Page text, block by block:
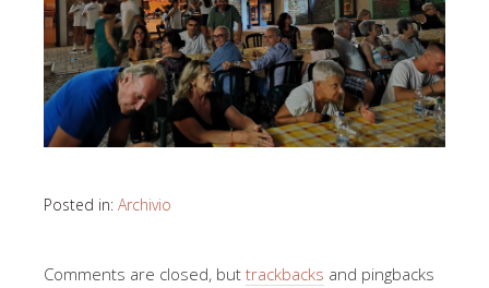
Posted in: Archivio
Comments are closed, but trackbacks and pingbacks